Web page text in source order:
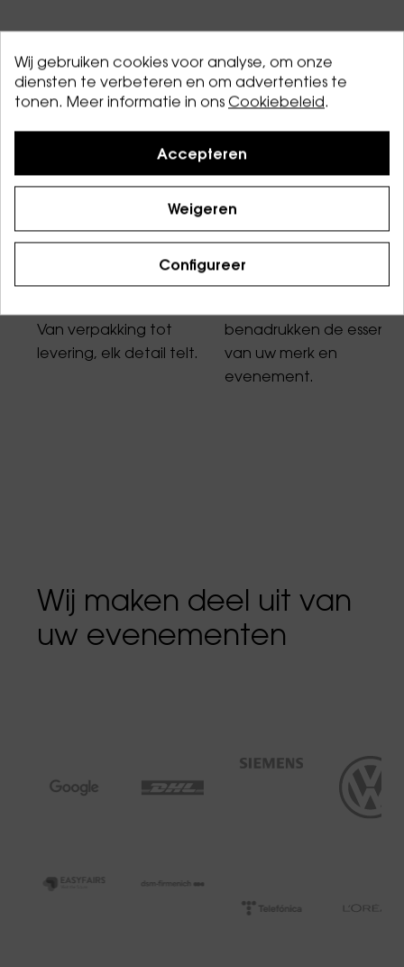
Zeer duidelijke waarden
Gemaakt om lang mee
te gaan met
Van verpakking tot
levering, elk detail telt.
Design
Strak en minimalistisch
dankzij onze ontwerpers.
benadrukken de
van uw merk en
evenement.
Wij maken deel uit van
uw evenementen
Wij gebruiken cookies voor analyse, om onze
diensten te verbeteren en om advertenties te
tonen. Meer informatie in ons Cookiebeleid.
Accepteren
Weigeren
Configureer